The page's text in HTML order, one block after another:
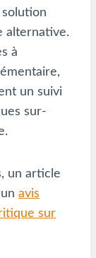
alternative.
à
un suivi
sur-
un article
avis
sur